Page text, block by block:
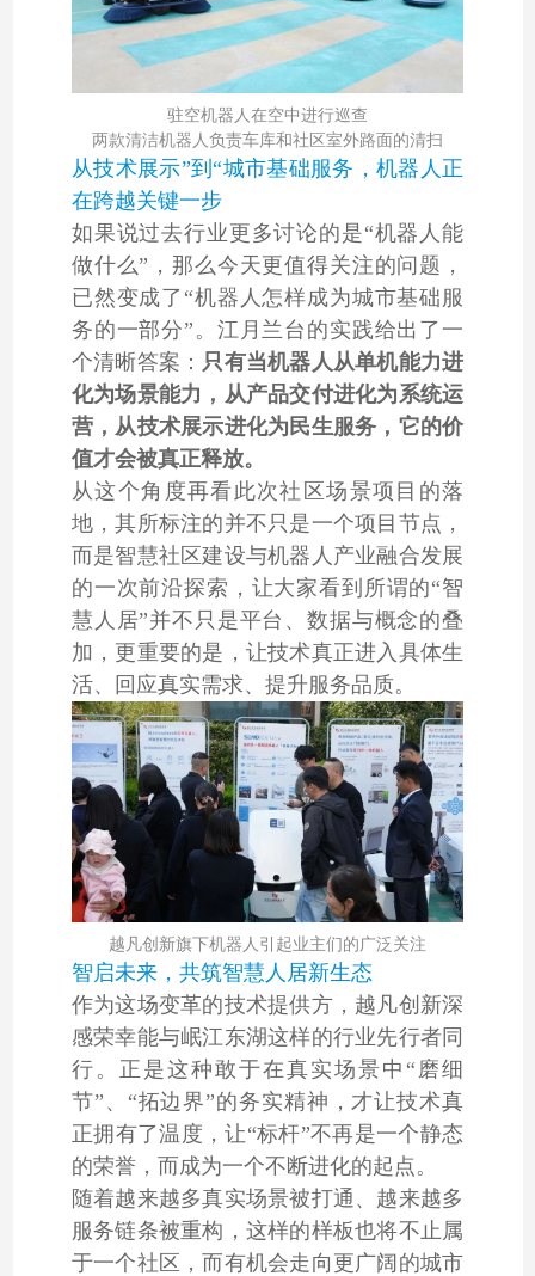
驻空机器人在空中进行巡查
两款清洁机器人负责车库和社区室外路面的清扫
从技术展示”到“城市基础服务，机器人正
在跨越关键一步
如果说过去行业更多讨论的是“机器人能
做什么”，那么今天更值得关注的问题，
已然变成了“机器人怎样成为城市基础服
务的一部分”。江月兰台的实践给出了一
个清晰答案： 只有当机器人从单机能力进
化为场景能力，从产品交付进化为系统运
营，从技术展示进化为民生服务，它的价
值才会被真正释放。
从这个角度再看此次社区场景项目的落
地，其所标注的并不只是一个项目节点，
而是智慧社区建设与机器人产业融合发展
的一次前沿探索，让大家看到所谓的“智
慧人居”并不只是平台、数据与概念的叠
加，更重要的是，让技术真正进入具体生
活、回应真实需求、提升服务品质。
越凡创新旗下机器人引起业主们的广泛关注
智启未来，共筑智慧人居新生态
作为这场变革的技术提供方，越凡创新深
感荣幸能与岷江东湖这样的行业先行者同
行。正是这种敢于在真实场景中“磨细
节”、“拓边界”的务实精神，才让技术真
正拥有了温度，让“标杆”不再是一个静态
的荣誉，而成为一个不断进化的起点。
随着越来越多真实场景被打通、越来越多
服务链条被重构，这样的样板也将不止属
于一个社区，而有机会走向更广阔的城市